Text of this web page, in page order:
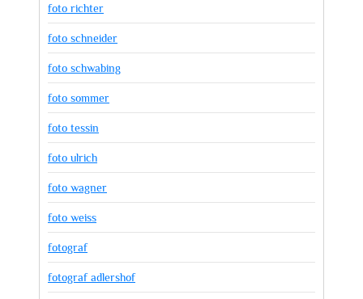
foto richter
foto schneider
foto schwabing
foto sommer
foto tessin
foto ulrich
foto wagner
foto weiss
fotograf
fotograf adlershof